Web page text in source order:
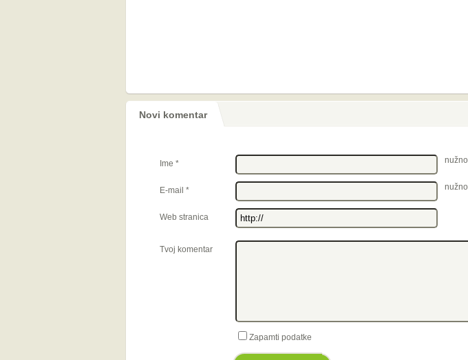
Novi komentar
Ime * nužno
E-mail * nužno
Web stranica
Tvoj komentar
Zapamti podatke